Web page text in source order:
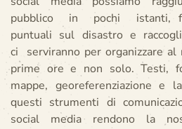
pubblico in pochi istanti,
puntuali sul disastro e
ci serviranno per organizzare
prime ore e non solo. Testi,
mappe, georeferenziazione e
questi strumenti di
social media rendono la